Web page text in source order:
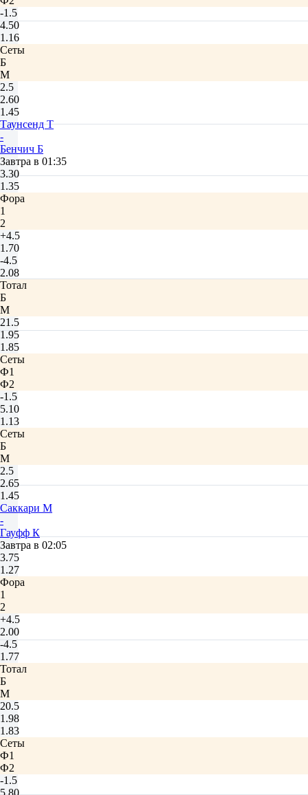
-1.5
4.50
1.16
Сеты
Б
М
2.5
2.60
1.45
Таунсенд Т
-
Бенчич Б
Завтра в 01:35
3.30
1.35
Фора
1
2
+4.5
1.70
-4.5
2.08
Тотал
Б
М
21.5
1.95
1.85
Сеты
Ф1
Ф2
-1.5
5.10
1.13
Сеты
Б
М
2.5
2.65
1.45
Саккари М
-
Гауфф К
Завтра в 02:05
3.75
1.27
Фора
1
2
+4.5
2.00
-4.5
1.77
Тотал
Б
М
20.5
1.98
1.83
Сеты
Ф1
Ф2
-1.5
5.80